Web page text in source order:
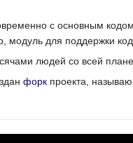
с основным
модуль для поддержки
людей со всей
форк проекта,